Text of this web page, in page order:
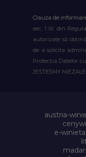
Clauza de
sec. 1 lit. din
autorizate să
de a solicita
Protecția Datelor
JESTEŚMY
austria-
e-